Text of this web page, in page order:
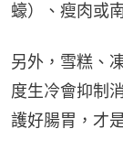
蠔）、瘦肉或
另外，雪糕、
度生冷會抑制
護好腸胃，才